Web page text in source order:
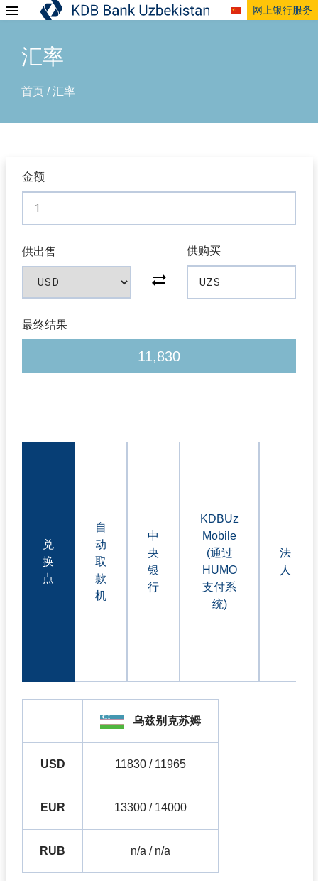
网上银行服务
汇率
首页 /汇率
金额
供出售 供购买
最终结果
11,830
兑
换
点
自
动
取
款
机
中
央
银
行
KDBUz
Mobile
(通过
HUMO
支付系
统)
法
人
乌兹别克苏姆
USD 11830 / 11965
EUR 13300 / 14000
RUB n/a / n/a